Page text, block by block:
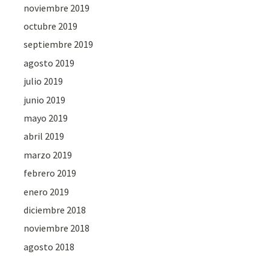
noviembre 2019
octubre 2019
septiembre 2019
agosto 2019
julio 2019
junio 2019
mayo 2019
abril 2019
marzo 2019
febrero 2019
enero 2019
diciembre 2018
noviembre 2018
agosto 2018